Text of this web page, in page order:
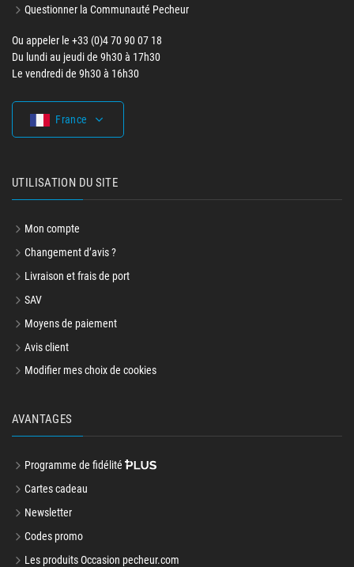
Questionner la Communauté Pecheur
Ou appeler le +33 (0)4 70 90 07 18
Du lundi au jeudi de 9h30 à 17h30
Le vendredi de 9h30 à 16h30
France
UTILISATION DU SITE
Mon compte
Changement d’avis ?
Livraison et frais de port
SAV
Moyens de paiement
Avis client
Modifier mes choix de cookies
AVANTAGES
Programme de fidélité
Cartes cadeau
Newsletter
Codes promo
Les produits Occasion pecheur.com